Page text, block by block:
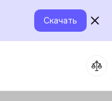
Скачать